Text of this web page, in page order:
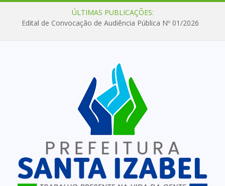
ÚLTIMAS PUBLICAÇÕES:
Edital de Convocação de Audiência Pública Nº 01/2026